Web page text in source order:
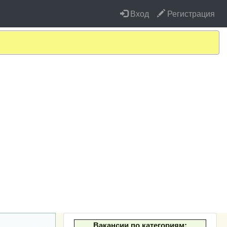
Вход Регистрация